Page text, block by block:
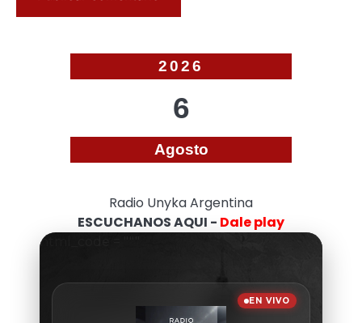
2026
6
Agosto
Radio Unyka Argentina
ESCUCHANOS AQUI - Dale play